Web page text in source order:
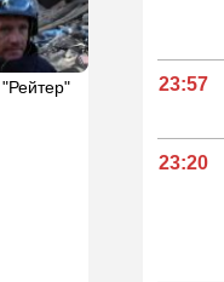
23:57
23:20